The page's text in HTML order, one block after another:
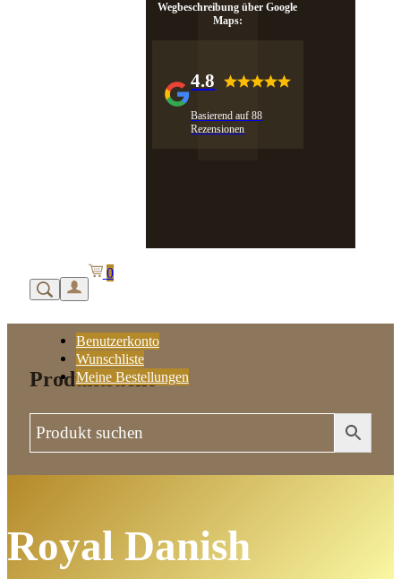
Wegbeschreibung über Google
Maps:
4.8
Basierend auf 88
Rezensionen
Benutzerkonto
Wunschliste
Meine Bestellungen
0
Produktsuche
Royal Danish